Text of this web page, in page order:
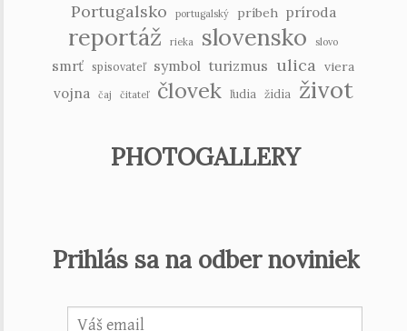
Portugalsko portugalský príbeh príroda
reportáž rieka slovensko slovo
smrť spisovateľ symbol turizmus ulica viera
vojna čaj čitateľ človek ľudia židia život
PHOTOGALLERY
Prihlás sa na odber noviniek